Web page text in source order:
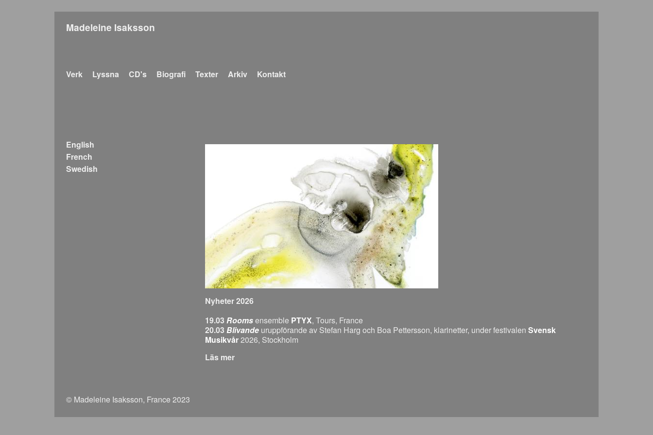
Madeleine Isaksson
Main navigation
Verk Lyssna CD's Biografi Texter Arkiv Kontakt
English
French
Swedish
Nyheter 2026
19.03 Roomsensemble PTYX, Tours, France
20.03 Blivande uruppförande av Stefan Harg och Boa Pettersson, klarinetter, under festivalen Svensk
Musikvår2026, Stockholm
Läs mer
© Madeleine Isaksson, France 2023